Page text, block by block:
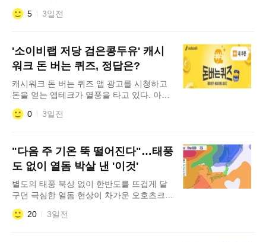
경제가 7월 30일 현재 출제한 캐시워크 돈
버는 퀴즈 정답을 공개한다. 이날 '박서진/
스타에게 2주 동안 서울 지하철역 OOOO 광
고를 드려요.(초성 힌트: ㅅㄱㄱㄷ)'이라
는 문제가 출제됐다. 이 문제의
5 3일전
'소이비랩 저당 검은콩두유' 캐시
워크 돈 버는 퀴즈, 정답은?
캐시워크 돈 버는 퀴즈 앱 광고를 시청하고
돈을 얻는 앱테크가 열풍을 타고 있다. 아주
경제가 7월 30일 현재 출제한 캐시워크 돈
버는 퀴즈 정답을 공개한다. 이날 '당류는
(※ 한정수량 마감 시 즉시 종료) 콩을 통째
로 부드럽게 갈아 담고 설탕 대신 알룰로스
를 사용했어요. 간단하게 마
0 3일전
"다음 주 기온 뚝 떨어진다"…태풍
도 없이 열돔 박살 낸 '이것'
별도의 태풍 북상 없이 한반도를 뜨겁게 달
구던 극심한 열돔 현상이 차가운 오호츠크해
기단의 확장으로 일시 후퇴할 전망이다. 한
반도와 일본 열도 동부 지역을 중심으로 기
20 3일전